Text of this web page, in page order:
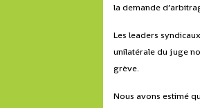
la demande
Les leaders
unilatérale du juge
grève.
Nous avons estimé